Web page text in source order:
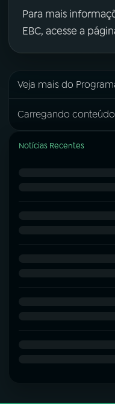
Para mais
EBC, acesse a
Veja mais do
Carregando
Notícias Recentes